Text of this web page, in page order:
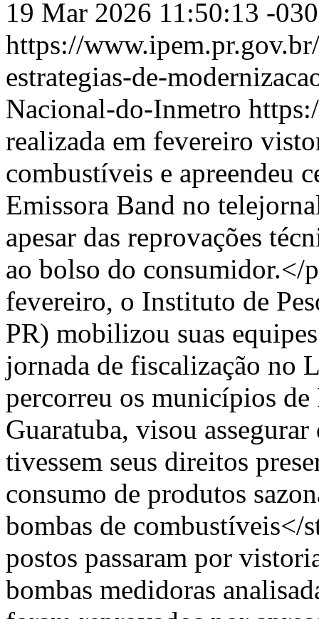
19 Mar 2026 11:50:13 -
https://
estrategias-de-
Nacional-do-Inmetro
realizada em fevereiro
combustíveis e apreendeu
Emissora Band no
apesar das reprovações
ao bolso do consumidor.</
fevereiro, o Instituto de
PR) mobilizou suas
jornada de fiscalização no
percorreu os municípios
Guaratuba, visou
tivessem seus direitos
consumo de produtos
bombas de
postos passaram por
bombas medidoras